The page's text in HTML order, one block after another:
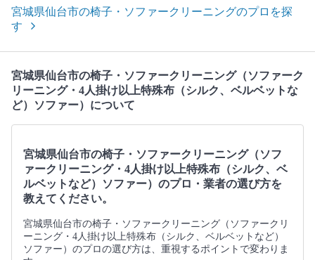
宮城県仙台市の椅子・ソファークリーニングのプロを探
す
宮城県仙台市の椅子・ソファークリーニング（ソファーク
リーニング・4人掛け以上特殊布（シルク、ベルベットな
ど）ソファー）について
宮城県仙台市の椅子・ソファークリーニング（ソフ
ァークリーニング・4人掛け以上特殊布（シルク、ベ
ルベットなど）ソファー）のプロ・業者の選び方を
教えてください。
宮城県仙台市の椅子・ソファークリーニング（ソファークリ
ーニング・4人掛け以上特殊布（シルク、ベルベットなど）
ソファー）のプロの選び方は、重視するポイントで変わりま